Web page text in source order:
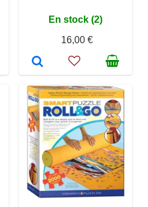
En stock (2)
16,00 €